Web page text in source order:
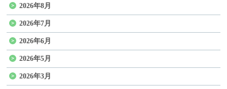
2026年8月
2026年7月
2026年6月
2026年5月
2026年3月